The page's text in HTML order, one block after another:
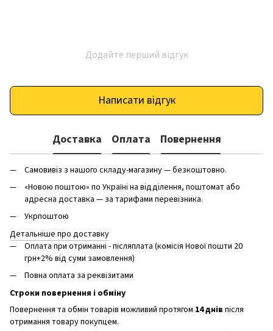
Додайте перший відгук
Написати відгук
Доставка Оплата Повернення
Самовивіз з нашого складу-магазину — безкоштовно.
«Новою поштою» по Україні на відділення, поштомат або
адресна доставка — за тарифами перевізника.
Укрпоштою
Детальніше про доставку
Оплата при отриманні - післяплата (комісія Нової пошти 20
грн+2% від суми замовлення)
Повна оплата за реквізитами
Строки повернення і обміну
Повернення та обмін товарів можливий протягом 14 днів після
отримання товару покупцем.